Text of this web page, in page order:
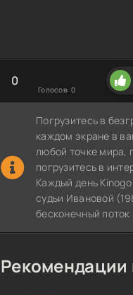
0
Голосов: 0
Погрузитесь в
каждом экране в
любой точке мира,
погрузитесь в
Каждый день
судьи Ивановой
бесконечный
Рекомендации